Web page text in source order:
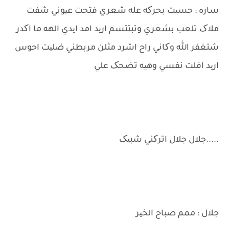
ساره : حسیت بحرکه عله شعري فتحت عیوني شفت
ملاک تلعب بشعري وتبتتسم ارید امد ایدي الهه ما اکدر
شتغفر الله وکاني راح اشرد مثلن مربطني ضلیت احوس
ارید افلت نفسي وهیه تضحک علي
.....جلال جلال اترکني شبیک
جلال : ممم صباح الخیر